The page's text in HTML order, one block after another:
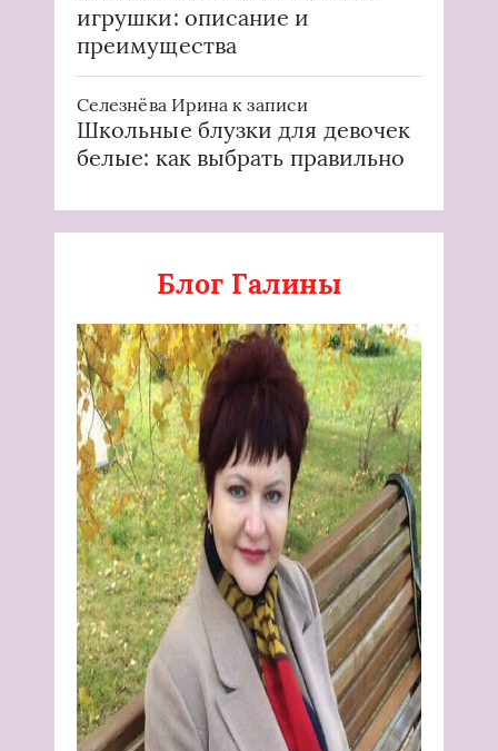
игрушки: описание и
преимущества
Селезнёва Ирина к записи
Школьные блузки для девочек
белые: как выбрать правильно
Блог Галины